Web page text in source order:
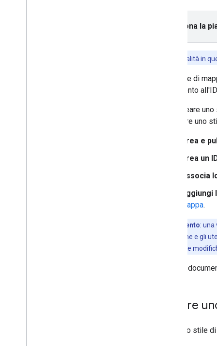
Seleziona la
Le funzionalità in
Uno stile di
riferimento
Puoi creare
utilizzare uno
Crea e
Crea un
Associa
mappa.
Suggerimento:
dell'applicazione e gli
all'ID mappa e le
Questo
Creare
Crea uno stile